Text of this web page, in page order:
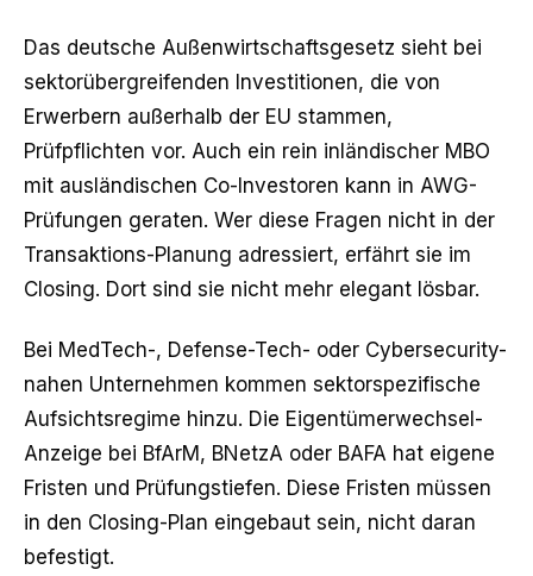
Das deutsche Außenwirtschaftsgesetz sieht bei
sektorübergreifenden Investitionen, die von
Erwerbern außerhalb der EU stammen,
Prüfpflichten vor. Auch ein rein inländischer MBO
mit ausländischen Co-Investoren kann in AWG-
Prüfungen geraten. Wer diese Fragen nicht in der
Transaktions-Planung adressiert, erfährt sie im
Closing. Dort sind sie nicht mehr elegant lösbar.
Bei MedTech-, Defense-Tech- oder Cybersecurity-
nahen Unternehmen kommen sektorspezifische
Aufsichtsregime hinzu. Die Eigentümerwechsel-
Anzeige bei BfArM, BNetzA oder BAFA hat eigene
Fristen und Prüfungstiefen. Diese Fristen müssen
in den Closing-Plan eingebaut sein, nicht daran
befestigt.